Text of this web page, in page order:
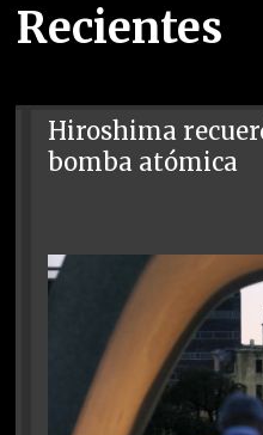
Recientes
Hiroshima
bomba atómica